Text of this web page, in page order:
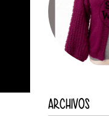
ARCHIVOS